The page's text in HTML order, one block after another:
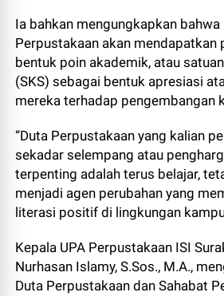
Ia bahkan mengungkapkan
Perpustakaan akan mendapatkan
bentuk poin akademik, atau
(SKS) sebagai bentuk apresiasi
mereka terhadap pengembangan
“Duta Perpustakaan yang kalian
sekadar selempang atau
terpenting adalah terus belajar,
menjadi agen perubahan yang
literasi positif di lingkungan
Kepala UPA Perpustakaan ISI
Nurhasan Islamy, S.Sos., M.A.,
Duta Perpustakaan dan Sahabat